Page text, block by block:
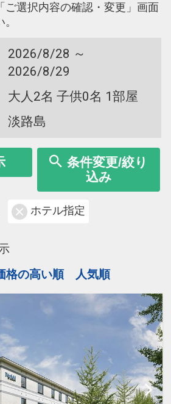
ご選択内容の確認・変更」画面
2026/8/28 ～
2026/8/29
大人2名 子供0名 1部屋
淡路島
条件変更/絞り
込み
ホテル指定
格の高い順 人気順